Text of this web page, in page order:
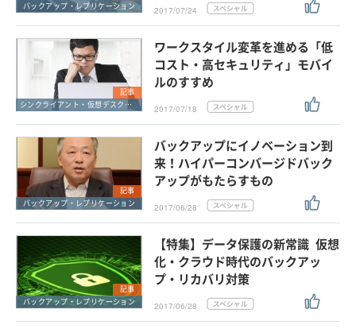
バックアップ・レプリケーション
2017/07/24
記事
シンクライアント・仮想デスクトップ
ワークスタイル変革を進める「低
コスト・高セキュリティ」モバイ
ルのすすめ
2017/07/18
記事
バックアップ・レプリケーション
バックアップにイノベーション到
来！ハイパーコンバージドバック
アップがもたらすもの
2017/06/28
記事
バックアップ・レプリケーション
【特集】データ保護の新常識 仮想
化・クラウド時代のバックアッ
プ・リカバリ対策
2017/06/28